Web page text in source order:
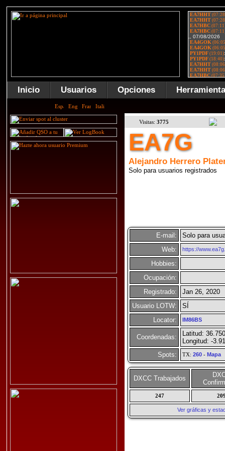
Inicio Usuarios Opciones
Visitas: 3775
EA7G
Alejandro Herrero
Solo para usuarios registrados
E-mail:
Solo para
Web:
https://
Hobbies:
Ocupación:
Registrado:
Jan 26, 2020
Usuario LOTW:
SÍ
Locator:
IM86BS
Coordenadas:
Latitud:
Longitud: -
Spots:
TX: 260- Mapa
DXCC Trabajados
247
Ver gráficas y